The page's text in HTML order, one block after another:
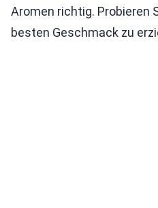
Aromen richtig. Probieren
besten Geschmack zu